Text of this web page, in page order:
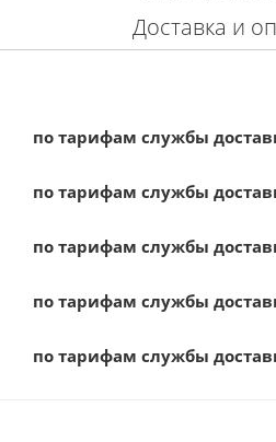
Доставка и
по тарифам службы
по тарифам службы
по тарифам службы
по тарифам службы
по тарифам службы